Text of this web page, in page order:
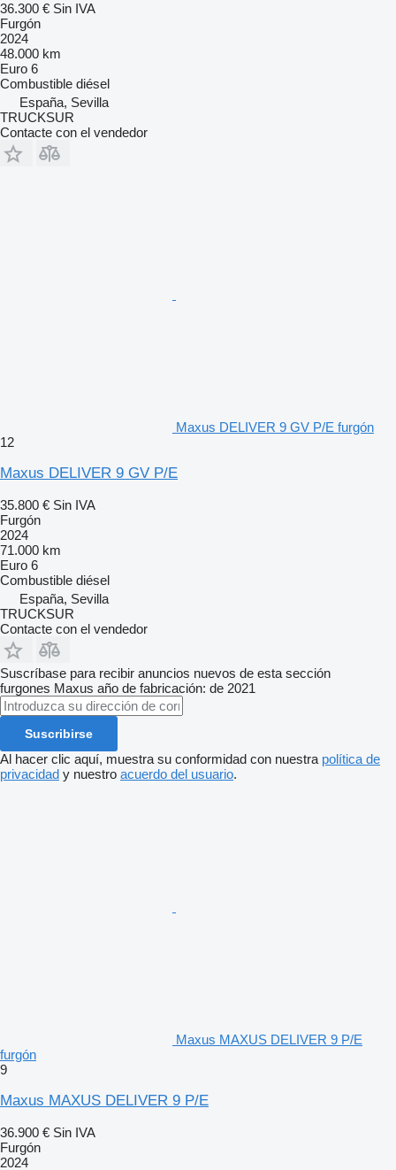
36.300 € Sin IVA
Furgón
2024
48.000 km
Euro 6
Combustible diésel
España, Sevilla
TRUCKSUR
Contacte con el vendedor
Maxus DELIVER 9 GV P/E furgón
12
Maxus DELIVER 9 GV P/E
35.800 € Sin IVA
Furgón
2024
71.000 km
Euro 6
Combustible diésel
España, Sevilla
TRUCKSUR
Contacte con el vendedor
Suscríbase para recibir anuncios nuevos de esta sección
furgones Maxus año de fabricación: de 2021
Suscribirse
Al hacer clic aquí, muestra su conformidad con nuestra política de
privacidad y nuestro acuerdo del usuario.
Maxus MAXUS DELIVER 9 P/E
furgón
9
Maxus MAXUS DELIVER 9 P/E
36.900 € Sin IVA
Furgón
2024